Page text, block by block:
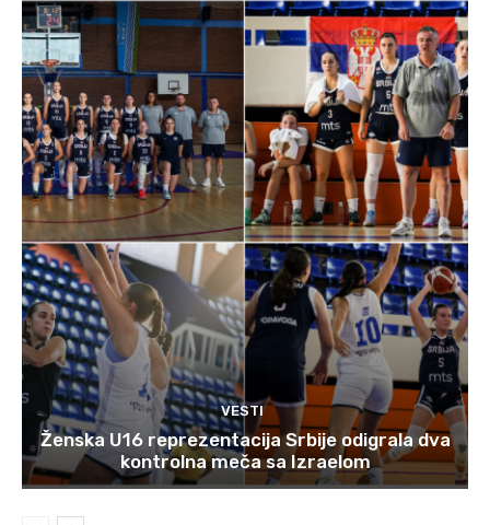
VESTI
Ženska U16 reprezentacija Srbije odigrala dva
kontrolna meča sa Izraelom